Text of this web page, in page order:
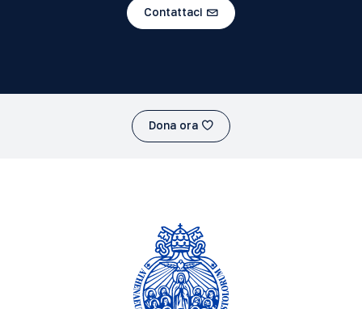
Contattaci
Dona ora